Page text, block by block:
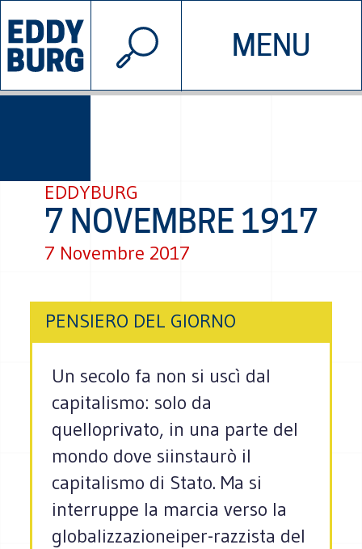
MENU
INIZIATIVE CHI SIAMO
© 2026 EDDYBURG
EDDYBURG
7 NOVEMBRE 1917
7 Novembre 2017
PENSIERO DEL GIORNO
Un secolo fa non si uscì dal
capitalismo: solo da
quelloprivato, in una parte del
mondo dove siinstaurò il
capitalismo di Stato. Ma si
interruppe la marcia verso la
globalizzazioneiper-razzista del